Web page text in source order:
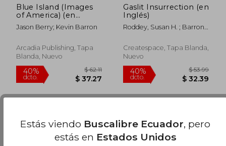
Blue Island (Images
of America) (en
Inglés)
Jason Berry; Kevin Barron
Arcadia Publishing, Tapa
Blanda, Nuevo
Gaslit Insurrection (en
Inglés)
Roddey, Susan H. ; Barron,
Createspace, Tapa Blanda,
Nuevo
Estás viendo Buscalibre Ecuador, pero
estás en Estados Unidos